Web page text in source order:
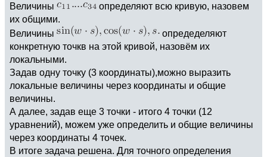
Величины
определяют всю кривую, назовем
их общими.
Величины
опредеделяют
конкретную точкв на этой кривой, назовём их
локальными.
Задав одну точку (3 координаты),можно выразить
локальные величины через координаты и общие
величины.
А далее, задав еще 3 точки - итого 4 точки (12
уравнений), можем уже определить и общие величины
через координаты 4 точек.
В итоге задача решена. Для точного определения